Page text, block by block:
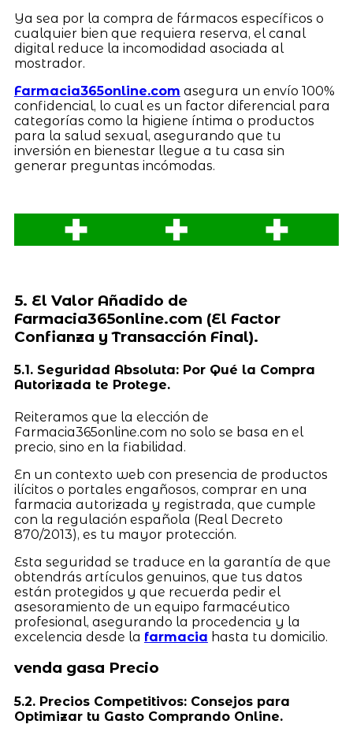
Ya sea por la compra de fármacos específicos o
cualquier bien que requiera reserva, el canal
digital reduce la incomodidad asociada al
mostrador.
Farmacia365online.com asegura un envío 100%
confidencial, lo cual es un factor diferencial para
categorías como la higiene íntima o productos
para la salud sexual, asegurando que tu
inversión en bienestar llegue a tu casa sin
generar preguntas incómodas.
5. El Valor Añadido de
Farmacia365online.com (El Factor
Confianza y Transacción Final).
5.1. Seguridad Absoluta: Por Qué la Compra
Autorizada te Protege.
Reiteramos que la elección de
Farmacia365online.com no solo se basa en el
precio, sino en la fiabilidad.
En un contexto web con presencia de productos
ilícitos o portales engañosos, comprar en una
farmacia autorizada y registrada, que cumple
con la regulación española (Real Decreto
870/2013), es tu mayor protección.
Esta seguridad se traduce en la garantía de que
obtendrás artículos genuinos, que tus datos
están protegidos y que recuerda pedir el
asesoramiento de un equipo farmacéutico
profesional, asegurando la procedencia y la
excelencia desde la farmacia hasta tu domicilio.
venda gasa Precio
5.2. Precios Competitivos: Consejos para
Optimizar tu Gasto Comprando Online.